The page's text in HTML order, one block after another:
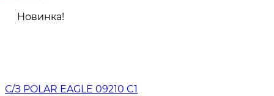
Новинка!
С/З POLAR EAGLE 09210 C1